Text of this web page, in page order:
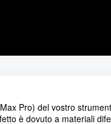
Pro) del vostro
è dovuto a materiali